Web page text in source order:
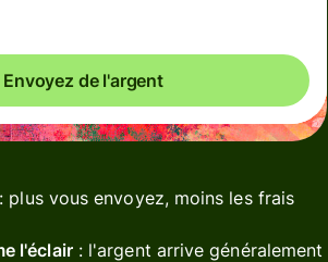
Envoyez de l'argent
: plus vous envoyez, moins les frais
l'éclair: l'argent arrive généralement